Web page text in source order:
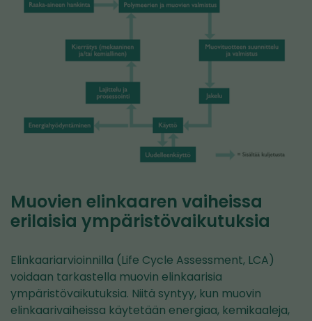
Muovien elinkaaren vaiheissa
erilaisia ympäristövaikutuksia
Elinkaariarvioinnilla (Life Cycle Assessment, LCA)
voidaan tarkastella muovin elinkaarisia
ympäristövaikutuksia. Niitä syntyy, kun muovin
elinkaarivaiheissa käytetään energiaa, kemikaaleja,